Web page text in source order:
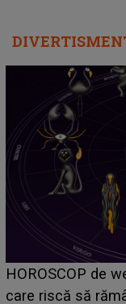
Emanuel a ținut
acum! În fața